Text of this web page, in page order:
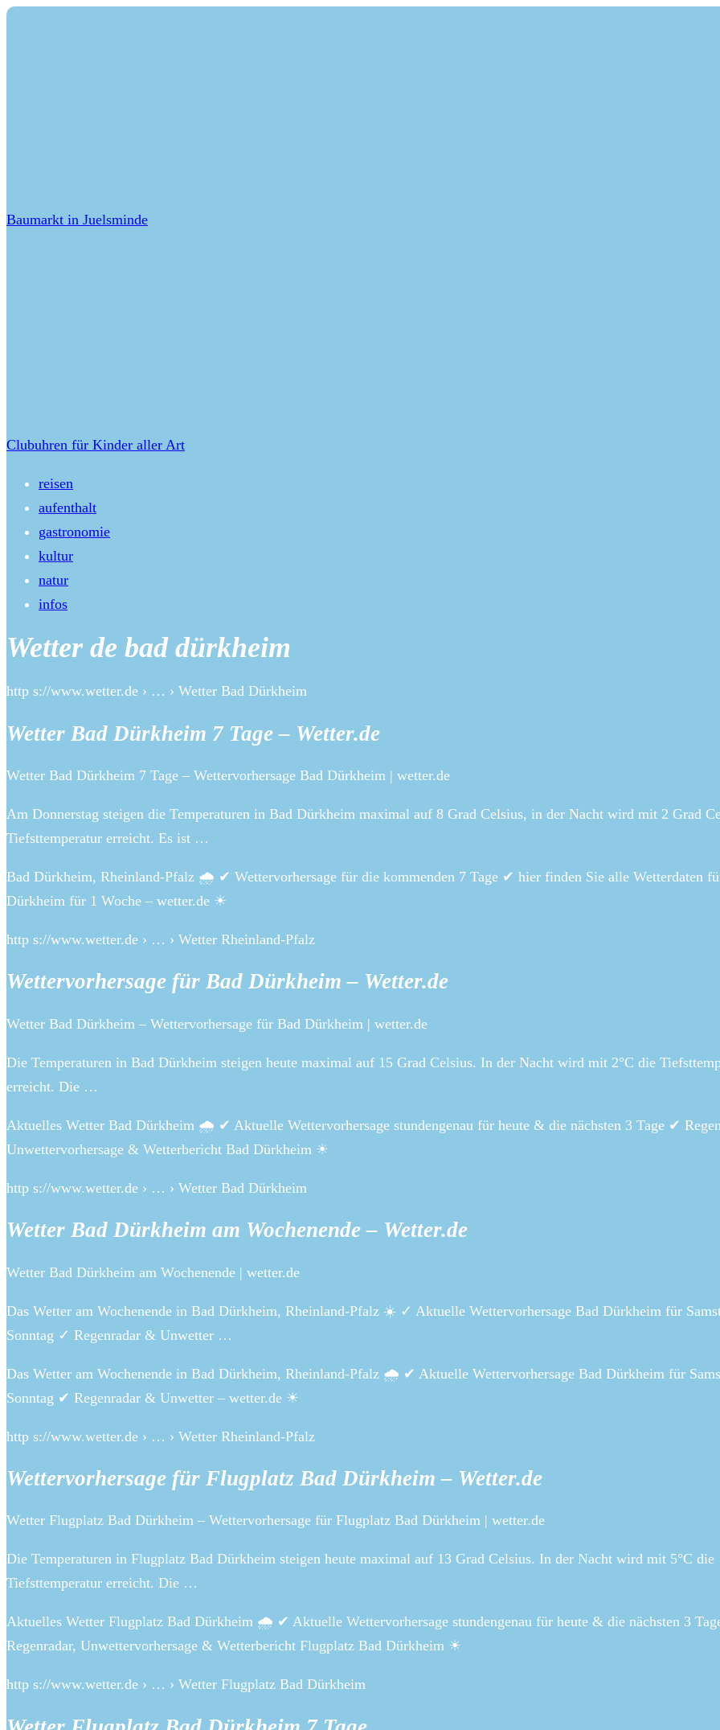
Baumarkt in Juelsminde
Clubuhren für Kinder aller Art
reisen
aufenthalt
gastronomie
kultur
natur
infos
Wetter de bad dürkheim
http s://www.wetter.de › … › Wetter Bad Dürkheim
Wetter Bad Dürkheim 7 Tage – Wetter.de
Wetter Bad Dürkheim 7 Tage – Wettervorhersage Bad Dürkheim | wetter.de
Am Donnerstag steigen die Temperaturen in Bad Dürkheim maximal auf 8 Grad Celsius, in der Nacht wird mit 2 Grad
Tiefsttemperatur erreicht. Es ist …
Bad Dürkheim, Rheinland-Pfalz 🌧️ ✔ Wettervorhersage für die kommenden 7 Tage ✔ hier finden Sie alle Wetterdaten
Dürkheim für 1 Woche – wetter.de ☀
http s://www.wetter.de › … › Wetter Rheinland-Pfalz
Wettervorhersage für Bad Dürkheim – Wetter.de
Wetter Bad Dürkheim – Wettervorhersage für Bad Dürkheim | wetter.de
Die Temperaturen in Bad Dürkheim steigen heute maximal auf 15 Grad Celsius. In der Nacht wird mit 2°C die
erreicht. Die …
Aktuelles Wetter Bad Dürkheim 🌧️ ✔ Aktuelle Wettervorhersage stundengenau für heute & die nächsten 3 Tage ✔
Unwettervorhersage & Wetterbericht Bad Dürkheim ☀
http s://www.wetter.de › … › Wetter Bad Dürkheim
Wetter Bad Dürkheim am Wochenende – Wetter.de
Wetter Bad Dürkheim am Wochenende | wetter.de
Das Wetter am Wochenende in Bad Dürkheim, Rheinland-Pfalz ☀️ ✓ Aktuelle Wettervorhersage Bad Dürkheim für
Sonntag ✓ Regenradar & Unwetter …
Das Wetter am Wochenende in Bad Dürkheim, Rheinland-Pfalz 🌧️ ✔ Aktuelle Wettervorhersage Bad Dürkheim für
Sonntag ✔ Regenradar & Unwetter – wetter.de ☀
http s://www.wetter.de › … › Wetter Rheinland-Pfalz
Wettervorhersage für Flugplatz Bad Dürkheim – Wetter.de
Wetter Flugplatz Bad Dürkheim – Wettervorhersage für Flugplatz Bad Dürkheim | wetter.de
Die Temperaturen in Flugplatz Bad Dürkheim steigen heute maximal auf 13 Grad Celsius. In der Nacht wird mit 5°C die
Tiefsttemperatur erreicht. Die …
Aktuelles Wetter Flugplatz Bad Dürkheim 🌧️ ✔ Aktuelle Wettervorhersage stundengenau für heute & die nächsten 3
Regenradar, Unwettervorhersage & Wetterbericht Flugplatz Bad Dürkheim ☀
http s://www.wetter.de › … › Wetter Flugplatz Bad Dürkheim